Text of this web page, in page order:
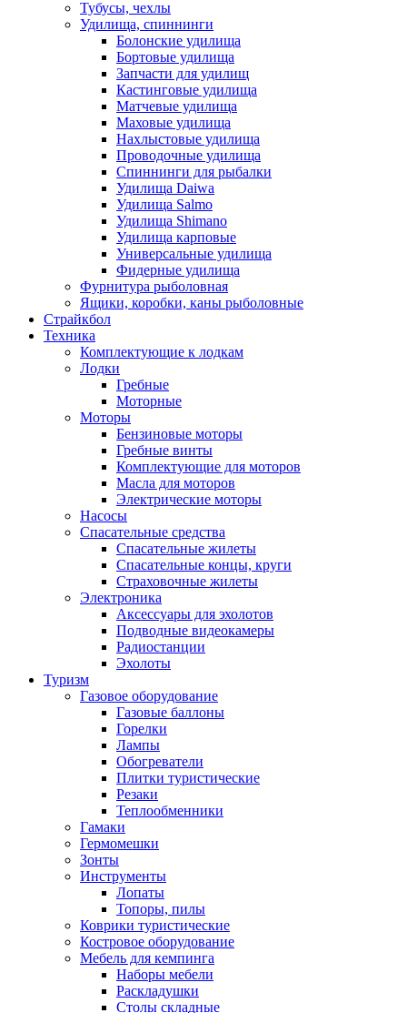
Тубусы, чехлы
Удилища, спиннинги
Болонские удилища
Бортовые удилища
Запчасти для удилищ
Кастинговые удилища
Матчевые удилища
Маховые удилища
Нахлыстовые удилища
Проводочные удилища
Спиннинги для рыбалки
Удилища Daiwa
Удилища Salmo
Удилища Shimano
Удилища карповые
Универсальные удилища
Фидерные удилища
Фурнитура рыболовная
Ящики, коробки, каны рыболовные
Страйкбол
Техника
Комплектующие к лодкам
Лодки
Гребные
Моторные
Моторы
Бензиновые моторы
Гребные винты
Комплектующие для моторов
Масла для моторов
Электрические моторы
Насосы
Спасательные средства
Спасательные жилеты
Спасательные концы, круги
Страховочные жилеты
Электроника
Аксессуары для эхолотов
Подводные видеокамеры
Радиостанции
Эхолоты
Туризм
Газовое оборудование
Газовые баллоны
Горелки
Лампы
Обогреватели
Плитки туристические
Резаки
Теплообменники
Гамаки
Гермомешки
Зонты
Инструменты
Лопаты
Топоры, пилы
Коврики туристические
Костровое оборудование
Мебель для кемпинга
Наборы мебели
Раскладушки
Столы складные